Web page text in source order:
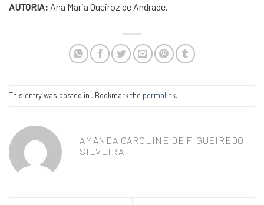
AUTORIA: Ana Maria Queiroz de Andrade.
This entry was posted in . Bookmark the permalink.
AMANDA CAROLINE DE FIGUEIREDO
SILVEIRA